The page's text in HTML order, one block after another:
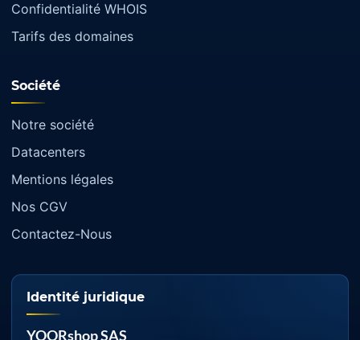
Confidentialité WHOIS
Tarifs des domaines
Société
Notre société
Datacenters
Mentions légales
Nos CGV
Contactez-Nous
Identité juridique
YOORshop SAS